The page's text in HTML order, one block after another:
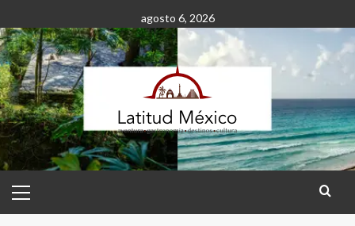
al
contenido
agosto 6, 2026
principal